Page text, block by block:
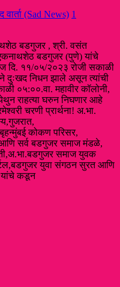
वार्ता (Sad News) 1
बडगुजर , श्री. वसंत
बडगुजर (पुणे) यांचे
११/०५/२०२३ रोजी सकाळी
दुःखद निधन झाले असून त्यांची
०५:००.वा. महावीर कॉलोनी,
राहत्या घरुन निघणार आहे
चरणी प्रार्थना! अ.भा.
कोकण परिसर,
आणि सर्व बडगुजर समाज मंडळे,
समाज युवक
युवा संगठन सुरत आणि
यांचे कडून